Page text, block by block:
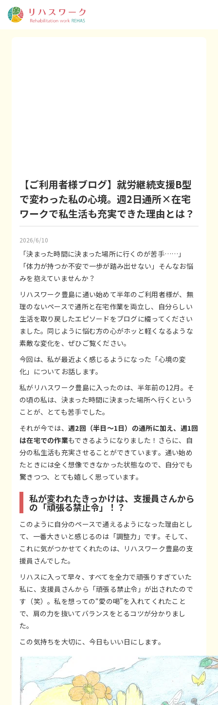
【ご利用者様ブログ】就労継続支援B型
で変わった私の心境。週2日通所×在宅
ワークで私生活も充実できた理由とは？
2026/6/10
「決まった時間に決まった場所に行くのが苦手……」
「体力が持つか不安で一歩が踏み出せない」そんなお悩
みを抱えていませんか？
リハスワーク豊島に通い始めて半年のご利用者様が、無
理のないペースで通所と在宅作業を両立し、自分らしい
生活を取り戻したエピソードをブログに綴ってください
ました。同じように悩む方の心がホッと軽くなるような
素敵な変化を、ぜひご覧ください。
今回は、私が最近よく感じるようになった「心境の変
化」についてお話します。
私がリハスワーク豊島に入ったのは、半年前の12月。そ
の頃の私は、決まった時間に決まった場所へ行くという
ことが、とても苦手でした。
それが今では、 週2回（半日～1日）の通所に加え、週1回
は在宅での作業もできるようになりました！さらに、自
分の私生活も充実させることができています。通い始め
たときには全く想像できなかった状態なので、自分でも
驚きつつ、とても嬉しく思っています。
私が変われたきっかけは、支援員さんから
の「頑張る禁止令」！？
このように自分のペースで通えるようになった理由とし
て、一番大きいと感じるのは「調整力」です。そして、
これに気がつかせてくれたのは、リハスワーク豊島の支
援員さんでした。
リハスに入って早々、すべてを全力で頑張りすぎていた
私に、支援員さんから「頑張る禁止令」が出されたので
す（笑）。私を想っての“愛の喝”を入れてくれたこと
で、肩の力を抜いてバランスをとるコツが分かりまし
た。
この気持ちを大切に、今日もいい日にします。